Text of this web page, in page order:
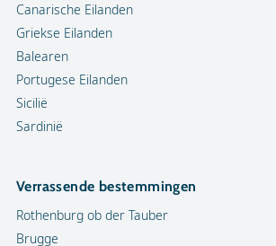
Canarische Eilanden
Griekse Eilanden
Balearen
Portugese Eilanden
Sicilië
Sardinië
Verrassende bestemmingen
Rothenburg ob der Tauber
Brugge